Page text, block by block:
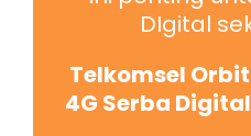
DIgital
Telkomsel
4G Serba